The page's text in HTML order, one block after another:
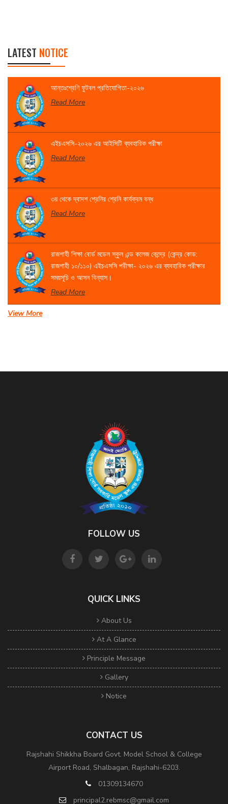
LATEST NOTICE
আন্তঃশ্রেণি ফুটবল প্রতিযোগিতা-২০২৬
Read More
এইচএসসি-২০২৬ এর আইসিটি ব্যবহারিক পরীক্ষা
Read More
৩য় থেকে দ্বাদশ শ্রেনির শ্রেনি কার্যক্রম বন্ধ
Read More
রাজশাহী শিক্ষা বোর্ড মডেল স্কুল এন্ড কলেজ কেন্দ্রে (কেন্দ্র কোড:
রাজশাহী ১০/১১০) এইচএসসি পরীক্ষা- ২০২৬ এর ব্যবহারিক পরীক্ষার
সময়সূচি ও আসন বিন্যাস।
Read More
View More
FOLLOW US
QUICK LINKS
About Us
At A Glance
Principle Message
Gallery
Notice
CONTACT US
Rajshahi Shikkha Board Govt. Model School & College
Airport Road, Shalbagan, Rajshahi-6203.
01309134670
principal2.rebmsc@gmail.com